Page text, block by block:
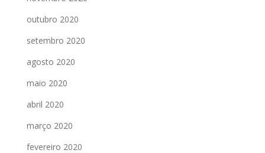
outubro 2020
setembro 2020
agosto 2020
maio 2020
abril 2020
março 2020
fevereiro 2020